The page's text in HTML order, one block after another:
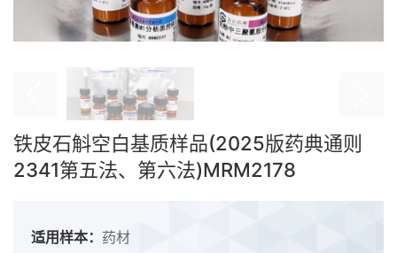
铁皮石斛空白基质样品(2025版药典通则
2341第五法、第六法)MRM2178
适用样本： 药材